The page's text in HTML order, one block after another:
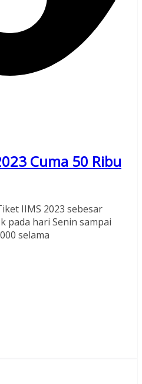
Cuma 50 Ribu
IIMS 2023 sebesar
pada hari Senin sampai
selama